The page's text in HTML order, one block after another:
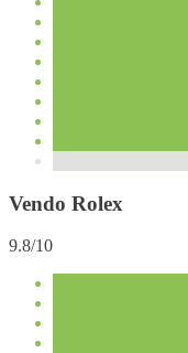
Vendo Rolex
9.8/10